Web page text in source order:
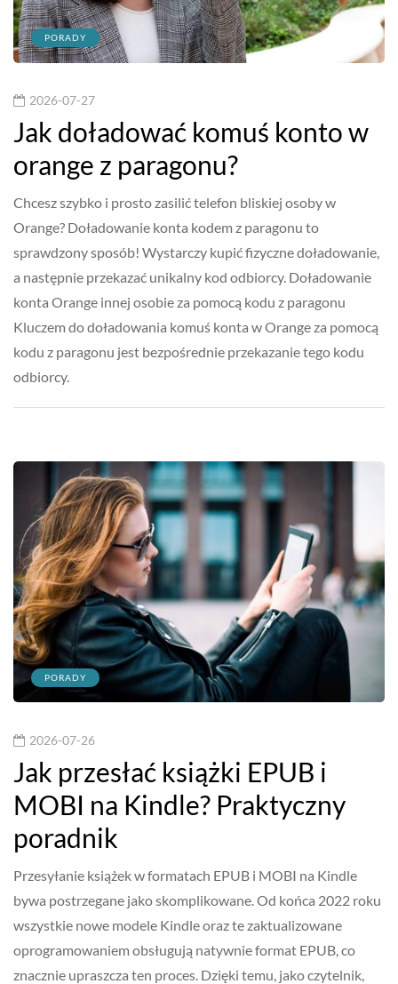
PORADY
2026-07-27
Jak doładować komuś konto w
orange z paragonu?
Chcesz szybko i prosto zasilić telefon bliskiej osoby w
Orange? Doładowanie konta kodem z paragonu to
sprawdzony sposób! Wystarczy kupić fizyczne doładowanie,
a następnie przekazać unikalny kod odbiorcy. Doładowanie
konta Orange innej osobie za pomocą kodu z paragonu
Kluczem do doładowania komuś konta w Orange za pomocą
kodu z paragonu jest bezpośrednie przekazanie tego kodu
odbiorcy.
PORADY
2026-07-26
Jak przesłać książki EPUB i
MOBI na Kindle? Praktyczny
poradnik
Przesyłanie książek w formatach EPUB i MOBI na Kindle
bywa postrzegane jako skomplikowane. Od końca 2022 roku
wszystkie nowe modele Kindle oraz te zaktualizowane
oprogramowaniem obsługują natywnie format EPUB, co
znacznie upraszcza ten proces. Dzięki temu, jako czytelnik,